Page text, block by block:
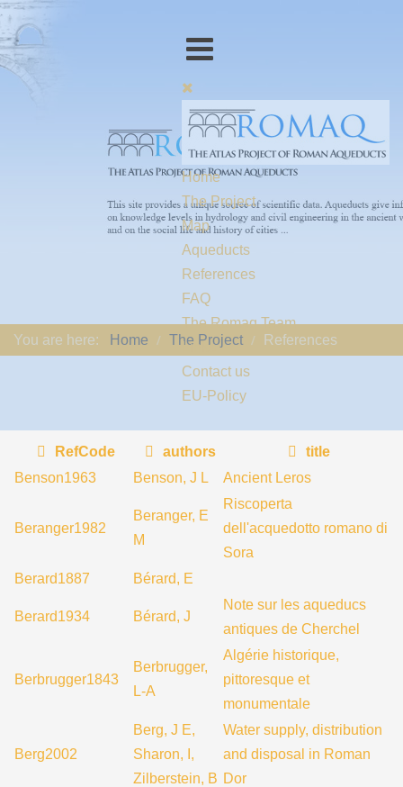
Home
The Project
Map
Aqueducts
References
FAQ
The Romaq Team
Links
Contact us
EU-Policy
You are here: Home The Project References
RefCode authors
title
Benson1963
Benson, J L Ancient Leros
Beranger1982
Beranger, E
M
Riscoperta
dell'acquedotto romano di
Sora
Berard1887
Bérard, E
Berard1934 Bérard, J
Note sur les aqueducs
antiques de Cherchel
Berbrugger1843
Berbrugger,
L-A
Algérie historique,
pittoresque et
monumentale
Berg2002
Berg, J E,
Sharon, I,
Zilberstein, B
Water supply, distribution
and disposal in Roman
Dor